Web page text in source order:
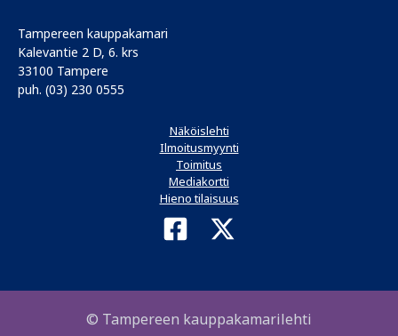
Tampereen kauppakamari
Kalevantie 2 D, 6. krs
33100 Tampere
puh. (03) 230 0555
Näköislehti
Ilmoitusmyynti
Toimitus
Mediakortti
Hieno tilaisuus
© Tampereen kauppakamarilehti